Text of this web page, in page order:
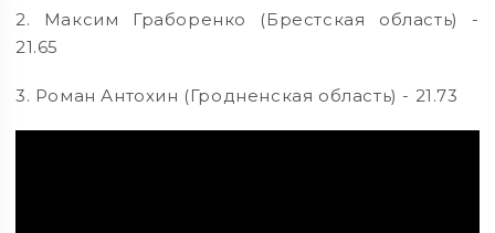
2. Максим Граборенко (Брестская область) -
21.65
3. Роман Антохин (Гродненская область) - 21.73